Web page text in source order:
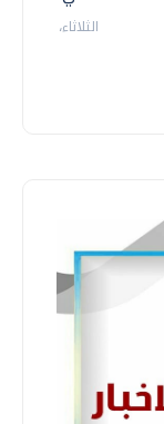
الثلاثاء، 14 يوليو 2026 06:11 م